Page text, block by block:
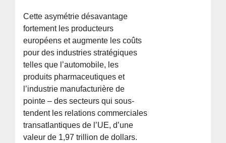
Cette asymétrie désavantage
fortement les producteurs
européens et augmente les coûts
pour des industries stratégiques
telles que l’automobile, les
produits pharmaceutiques et
l’industrie manufacturière de
pointe – des secteurs qui sous-
tendent les relations commerciales
transatlantiques de l’UE, d’une
valeur de 1,97 trillion de dollars.